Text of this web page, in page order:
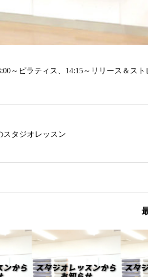
～ピラティス、14:15～リリース＆ス
スタジオレッスン